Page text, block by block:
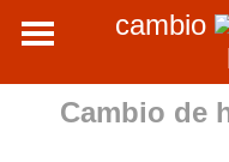
cambio
Cambio de